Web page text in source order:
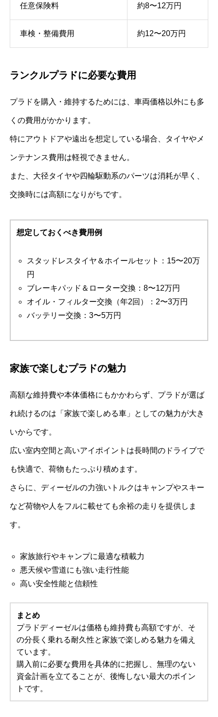
任意保険料 約8〜12万円
車検・整備費用 約12〜20万円
ランクルプラドに必要な費用
プラドを購入・維持するためには、車両価格以外にも多
くの費用がかかります。
特にアウトドアや遠出を想定している場合、タイヤやメ
ンテナンス費用は軽視できません。
また、大径タイヤや四輪駆動系のパーツは消耗が早く、
交換時には高額になりがちです。
想定しておくべき費用例
スタッドレスタイヤ＆ホイールセット：15〜20万
円
ブレーキパッド＆ローター交換：8〜12万円
オイル・フィルター交換（年2回）：2〜3万円
バッテリー交換：3〜5万円
家族で楽しむプラドの魅力
高額な維持費や本体価格にもかかわらず、プラドが選ば
れ続けるのは「家族で楽しめる車」としての魅力が大き
いからです。
広い室内空間と高いアイポイントは長時間のドライブで
も快適で、荷物もたっぷり積めます。
さらに、ディーゼルの力強いトルクはキャンプやスキー
など荷物や人をフルに載せても余裕の走りを提供しま
す。
家族旅行やキャンプに最適な積載力
悪天候や雪道にも強い走行性能
高い安全性能と信頼性
まとめ
プラドディーゼルは価格も維持費も高額ですが、そ
の分長く乗れる耐久性と家族で楽しめる魅力を備え
ています。
購入前に必要な費用を具体的に把握し、無理のない
資金計画を立てることが、後悔しない最大のポイン
トです。